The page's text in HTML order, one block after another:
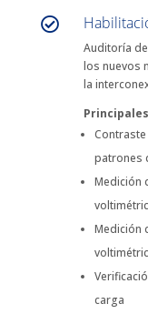

Auditoría
los nuevos
la
patrones
Medición
Medición
carga